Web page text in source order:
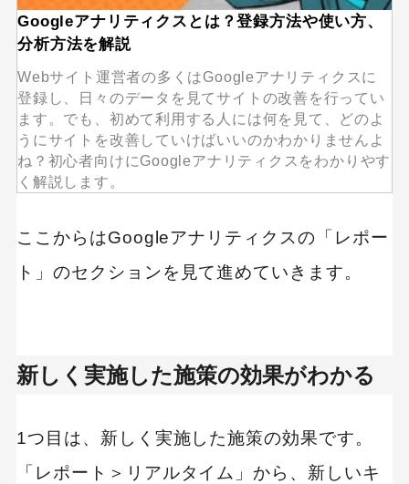
Googleアナリティクスとは？登録方法や使い方、
分析方法を解説
Webサイト運営者の多くはGoogleアナリティクスに
登録し、日々のデータを見てサイトの改善を行ってい
ます。でも、初めて利用する人には何を見て、どのよ
うにサイトを改善していけばいいのかわかりませんよ
ね？初心者向けにGoogleアナリティクスをわかりやす
く解説します。
ここからはGoogleアナリティクスの「レポー
ト」のセクションを見て進めていきます。
新しく実施した施策の効果がわかる
1つ目は、新しく実施した施策の効果です。
「レポート＞リアルタイム」から、新しいキ